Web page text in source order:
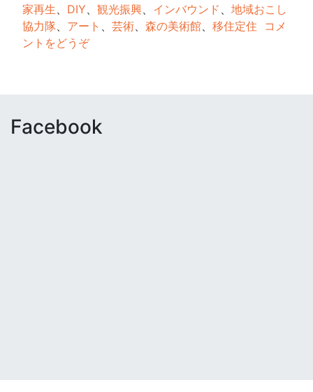
家再生
DIY 観光振興 インバウンド
地域おこし
協力隊
アート 芸術 森の美術館 移住定住
コメ
ントをどうぞ
Facebook